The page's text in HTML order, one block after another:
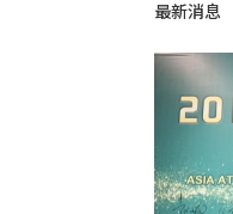
最新消息